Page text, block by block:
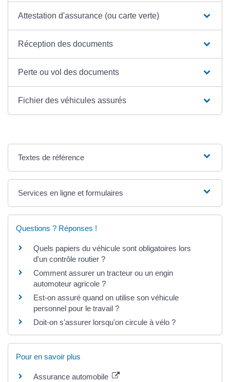
Attestation d'assurance (ou carte verte)
Réception des documents
Perte ou vol des documents
Fichier des véhicules assurés
Textes de référence
Services en ligne et formulaires
Questions ? Réponses !
Quels papiers du véhicule sont obligatoires lors
d'un contrôle routier ?
Comment assurer un tracteur ou un engin
automoteur agricole ?
Est-on assuré quand on utilise son véhicule
personnel pour le travail ?
Doit-on s'assurer lorsqu'on circule à vélo ?
Pour en savoir plus
Assurance automobile